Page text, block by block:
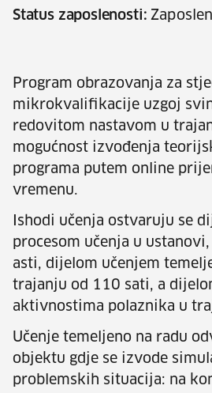
Status zaposlenosti:
Program obrazovanja za
mikrokvalifikacije uzgoj
redovitom nastavom u
mogućnost izvođenja
programa putem online
vremenu.
Ishodi učenja ostvaruju se
procesom učenja u
asti, dijelom učenjem
trajanju od 110 sati, a
aktivnostima polaznika u
Učenje temeljeno na radu
objektu gdje se izvode
problemskih situacija: na